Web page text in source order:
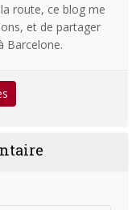
route, ce blog me
et de partager
Barcelone.